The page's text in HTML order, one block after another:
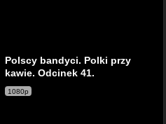
Polscy bandyci. Polki przy
kawie. Odcinek 41.
1080p